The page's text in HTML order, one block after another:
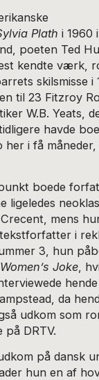
Plathi 1960
poeten Ted
kendte værk,
skilsmisse i
til 23 Fitzroy
W.B. Yeats,
havde
her i få
boede
ligeledes
mens
i
3, hun
Joke,
da
udkom som
på DRTV.
på dansk
hun en af